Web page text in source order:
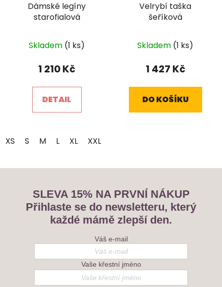
Dámské legíny
starofialová
hodnocení
produktu
5,0
z
Skladem (1 ks)
1 210 Kč
DETAIL
XS S M L XL XXL
Velrybí taška
šeříková
Skladem (1 ks)
1 427 Kč
DO KOŠÍKU
SLEVA 15% NA PRVNÍ NÁKUP
Přihlaste se do newsletteru, který
každé mámě zlepší den.
Váš e-mail
Vaše křestní jméno